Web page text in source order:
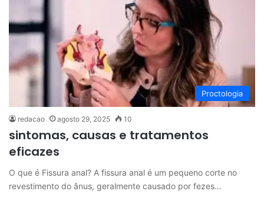
Proctologia
redacao agosto 29, 2025 10
sintomas, causas e tratamentos
eficazes
O que é Fissura anal? A fissura anal é um pequeno corte no
revestimento do ânus, geralmente causado por fezes…